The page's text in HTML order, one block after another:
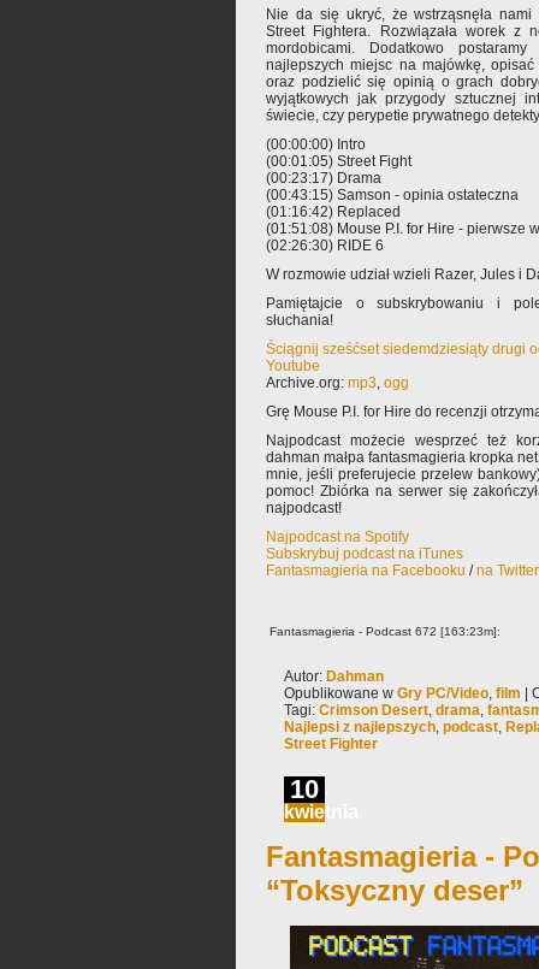
Nie da się ukryć, że wstrząsnęła
Street Fightera. Rozwiązała worek z
mordobicami. Dodatkowo
najlepszych miejsc na majówkę,
oraz podzielić się opinią o grach
wyjątkowych jak przygody sztucznej
świecie, czy perypetie prywatnego
(00:00:00) Intro
(00:01:05) Street Fight
(00:23:17) Drama
(00:43:15) Samson - opinia ostateczna
(01:16:42) Replaced
(01:51:08) Mouse P.I. for Hire - pierwsze
(02:26:30) RIDE 6
W rozmowie udział wzieli Razer, Jules i
Pamiętajcie o subskrybowaniu i
słuchania!
Ściągnij sześćset siedemdziesiąty drugi
Youtube
Archive.org: mp3, ogg
Grę Mouse P.I. for Hire do recenzji
Najpodcast możecie wesprzeć też
dahman małpa fantasmagieria kropka
mnie, jeśli preferujecie przelew
pomoc! Zbiórka na serwer się
najpodcast!
Najpodcast na Spotify
Subskrybuj podcast na iTunes
Fantasmagieria na Facebooku /na
Fantasmagieria - Podcast 672 [163:23m]:
Autor: Dahman
Opublikowane w Gry PC/Video, film
Tagi: Crimson Desert, drama,
Najlepsi z najlepszych, podcast,
Street Fighter
10
kwietnia
Fantasmagieria -
“Toksyczny deser”